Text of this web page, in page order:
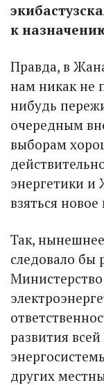
к
Правда, в
нам никак не
нибудь
очередным
выборам
энергетики
взяться
Так,
следовало бы
развития
других